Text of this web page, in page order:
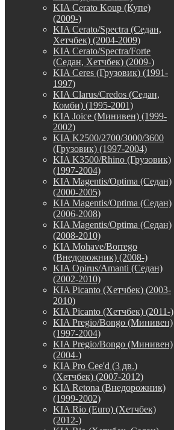
KIA Cerato Koup (Купе)
(2009-)
KIA Cerato/Spectra (Седан,
Хетчбек) (2004-2009)
KIA Cerato/Spectra/Forte
(Седан, Хетчбек) (2009-)
KIA Ceres (Грузовик) (1991-
1997)
KIA Clarus/Credos (Седан,
Комби) (1995-2001)
KIA Joice (Минивен) (1999-
2002)
KIA K2500/2700/3000/3600
(Грузовик) (1997-2004)
KIA K3500/Rhino (Грузовик)
(1997-2004)
KIA Magentis/Optima (Седан)
(2000-2005)
KIA Magentis/Optima (Седан)
(2006-2008)
KIA Magentis/Optima (Седан)
(2008-2010)
KIA Mohave/Borrego
(Внедорожник) (2008-)
KIA Opirus/Amanti (Седан)
(2002-2010)
KIA Picanto (Хетчбек) (2003-
2010)
KIA Picanto (Хетчбек) (2011-)
KIA Pregio/Bongo (Минивен)
(1997-2004)
KIA Pregio/Bongo (Минивен)
(2004-)
KIA Pro Cee'd (3 дв.)
(Хетчбек) (2007-2012)
KIA Retona (Внедорожник)
(1999-2002)
KIA Rio (Euro) (Хетчбек)
(2012-)